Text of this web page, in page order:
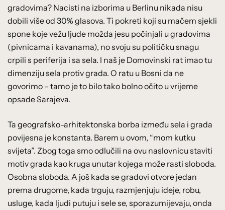
gradovima? Nacisti na izborima u Berlinu nikada nisu
dobili više od 30% glasova. Ti pokreti koji su mačem sjekli
spone koje vežu ljude možda jesu počinjali u gradovima
(pivnicama i kavanama), no svoju su političku snagu
crpili s periferija i sa sela. I naš je Domovinski rat imao tu
dimenziju sela protiv grada. O ratu u Bosni da ne
govorimo – tamo je to bilo tako bolno očito u vrijeme
opsade Sarajeva.
Ta geografsko-arhitektonska borba između sela i grada
povijesna je konstanta. Barem u ovom, “mom kutku
svijeta”. Zbog toga smo odlučili na ovu naslovnicu staviti
motiv grada kao kruga unutar kojega može rasti sloboda.
Osobna sloboda. A još kada se gradovi otvore jedan
prema drugome, kada trguju, razmjenjuju ideje, robu,
usluge, kada ljudi putuju i sele se, sporazumijevaju, onda